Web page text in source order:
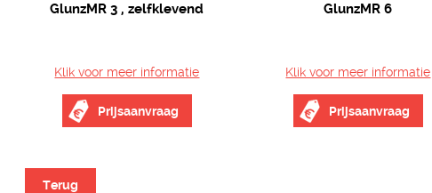
GlunzMR 3 , zelfklevend
Klik voor meer informatie
Prijsaanvraag
GlunzMR 6
Klik voor meer informatie
Prijsaanvraag
Terug